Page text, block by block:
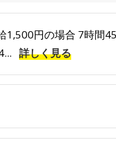
1,500円の場合 7時間
詳しく見る